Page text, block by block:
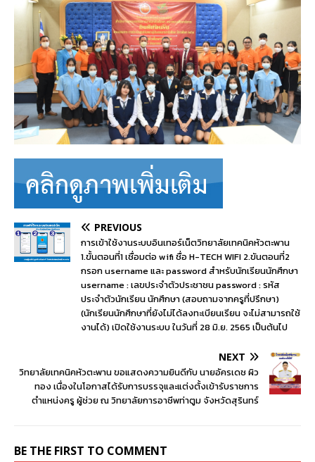
PREVIOUS
การเข้าใช้งานระบบอินเทอร์เน็ตวิทยาลัยเทคนิคหัวตะพาน
1.ขั้นตอนที่1 เชื่อมต่อ wifi ชื่อ H-TECH WIFI 2.ขันตอนที่2
กรอก username และ password สำหรับนักเรียนนักศึกษา
username : เลขประจำตัวประชาชน password : รหัส
ประจำตัวนักเรียน นักศึกษา (สอบถามจากครูที่ปรึกษา)
(นักเรียนนักศึกษาที่ยังไม่ได้ลงทะเบียนเรียน จะไม่สามารถใช้
งานได้) เปิดใช้งานระบบ ในวันที่ 28 มิ.ย. 2565 เป็นต้นไป
NEXT
วิทยาลัยเทคนิคหัวตะพาน ขอแสดงความยินดีกับ นายอัครเดช ผิว
ทอง เนื่องในโอกาสได้รับการบรรจุและแต่งตั้งเข้ารับราชการ
ตำแหน่งครู ผู้ช่วย ณ วิทยาลัยการอาชีพท่าตูม จังหวัดสุรินทร์
BE THE FIRST TO COMMENT